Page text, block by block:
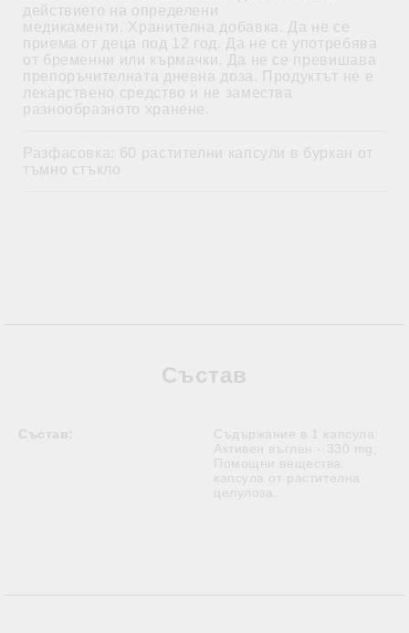
действието на определени
медикаменти. Хранителна добавка. Да не се
приема от деца под 12 год. Да не се употребява
от бременни или кърмачки. Да не се превишава
препоръчителната дневна доза. Продуктът не е
лекарствено средство и не замества
разнообразното хранене.
Разфасовка: 60 растителни капсули в буркан от
тъмно стъкло
Състав
Състав:
Съдържание в 1 капсула:
Активен въглен - 330 mg;
Помощни вещества:
капсула от растителна
целулоза.